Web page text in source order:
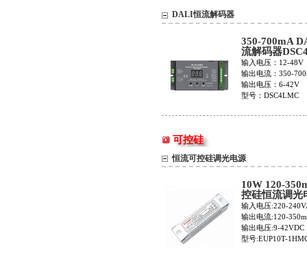
DALI恒流解码器
350-700mA
流解码器
输入电压：12-48V
输出电流：350-
输出电压：6-42V
型号：DSC4LMC
可控硅
恒流可控硅调光电源
10W 120-
控硅恒流调光
EUP10T-
120
输入电压:220-
输出电流:120-
输出电压:9-42VDC
型号:EUP10T-